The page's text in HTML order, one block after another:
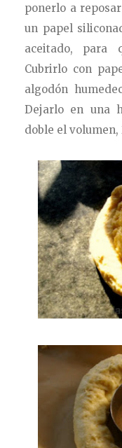
ponerlo a
un papel
aceitado, para
Cubrirlo con
algodón
Dejarlo en una
doble el volumen,